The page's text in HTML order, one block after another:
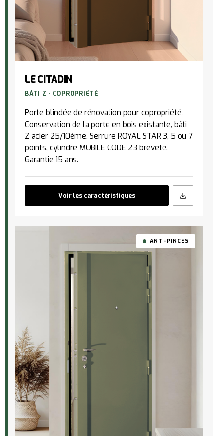
LE CITADIN
BÂTI Z · COPROPRIÉTÉ
Porte blindée de rénovation pour copropriété.
Conservation de la porte en bois existante, bâti
Z acier 25/10ème. Serrure ROYAL STAR 3, 5 ou 7
points, cylindre MOBILE CODE 23 breveté.
Garantie 15 ans.
Voir les caractéristiques
ANTI-PINCES